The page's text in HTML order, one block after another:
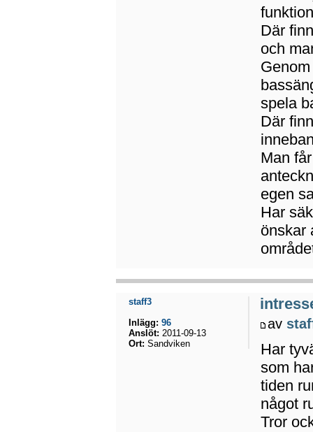
Där
och
spela
Där
Man
egen
Har
önskar
av
Har
som
tiden
något
Tror
staff3
Inlägg: 96
Anslöt: 2011-09-13
Ort: Sandviken